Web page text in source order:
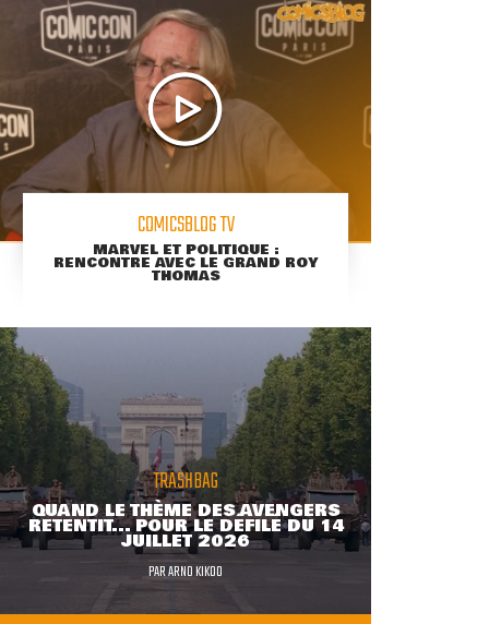
COMICSBLOG TV
MARVEL ET POLITIQUE :
RENCONTRE AVEC LE GRAND ROY
THOMAS
TRASHBAG
QUAND LE THÈME DES AVENGERS
RETENTIT... POUR LE DÉFILÉ DU 14
JUILLET 2026
PARARNO KIKOO